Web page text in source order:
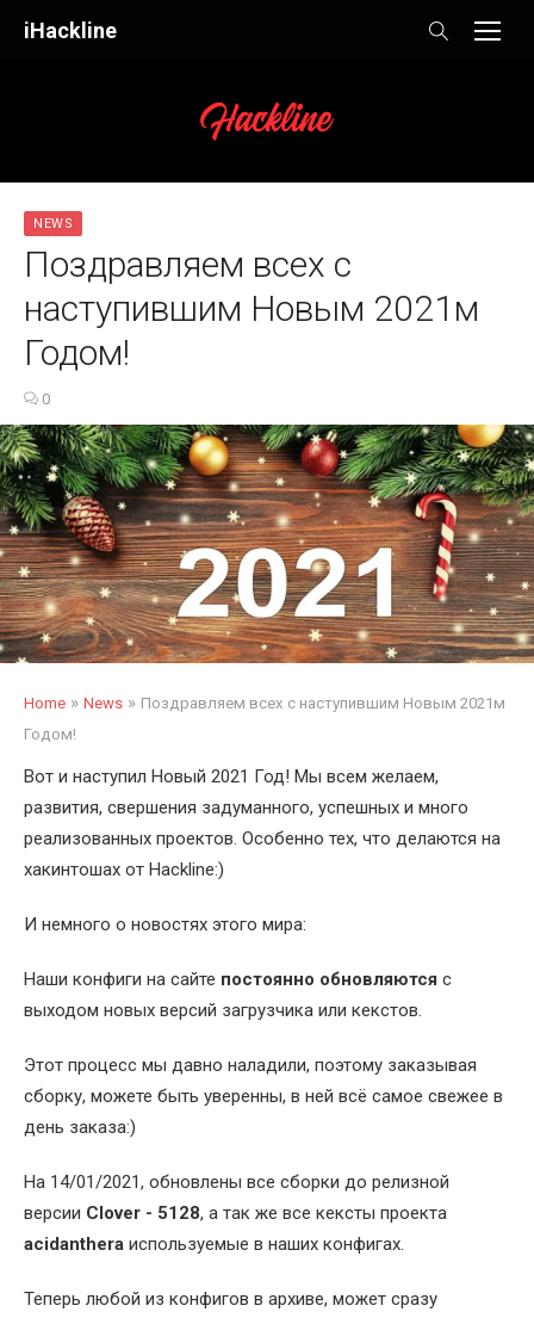
iHackline
NEWS
Поздравляем всех с
наступившим Новым 2021м
Годом!
0
Home » News » Поздравляем всех с наступившим Новым 2021м
Годом!
Вот и наступил Новый 2021 Год! Мы всем желаем,
развития, свершения задуманного, успешных и много
реализованных проектов. Особенно тех, что делаются на
хакинтошах от Hackline:)
И немного о новостях этого мира:
Наши конфиги на сайте постоянно обновляются с
выходом новых версий загрузчика или кекстов.
Этот процесс мы давно наладили, поэтому заказывая
сборку, можете быть уверенны, в ней всё самое свежее в
день заказа:)
На 14/01/2021, обновлены все сборки до релизной
версии Clover - 5128, а так же все кексты проекта
acidanthera используемые в наших конфигах.
Теперь любой из конфигов в архиве, может сразу